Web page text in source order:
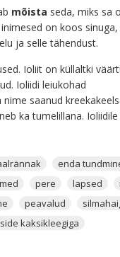
mõista seda, miks sa
on koos
ja selle tähendust.
Ioliit on küllaltki
Ioliidi leiukohad
saanud
ka tumelillana.
See on kristall,
visioonide
enda
pere lapsed
peavalud
kaksikleegiga